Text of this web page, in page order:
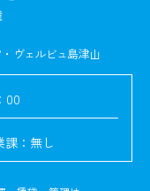
ヴェルビュ島津山
00
：無し